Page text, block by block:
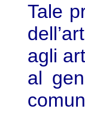
Tale
agli
al